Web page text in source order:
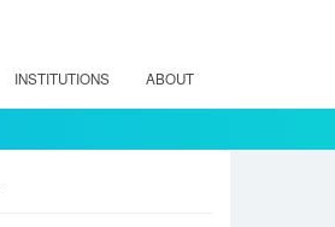
INSTITUTIONS ABOUT